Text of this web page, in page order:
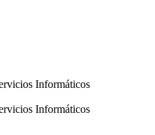
Informáticos
Informáticos